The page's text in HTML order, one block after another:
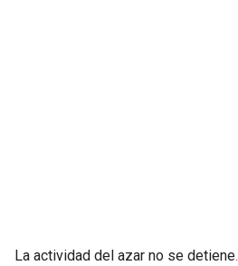
La actividad del azar no se detiene.